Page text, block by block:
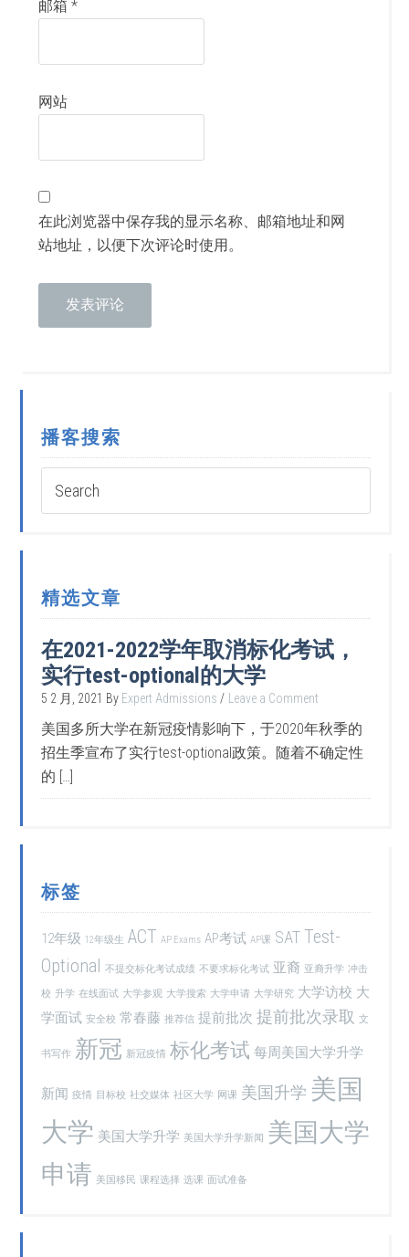
邮箱*
网站
在此浏览器中保存我的显示名称、邮箱地址和网
站地址，以便下次评论时使用。
播客搜索
精选文章
在2021-2022学年取消标化考试，
实行test-optional的大学
5 2 月, 2021 By Expert Admissions Leave a Comment
美国多所大学在新冠疫情影响下，于2020年秋季的
招生季宣布了实行test-optional政策。随着不确定性
的 […]
标签
12年级 12年级生 ACT AP Exams AP考试 AP课 SAT Test-
Optional 不提交标化考试成绩 不要求标化考试 亚裔 亚裔升学 冲击
校 升学 在线面试 大学参观 大学搜索 大学申请 大学研究 大学访校 大
学面试 安全校 常春藤 推荐信 提前批次 提前批次录取 文
书写作 新冠 新冠疫情 标化考试 每周美国大学升学
新闻 疫情 目标校 社交媒体 社区大学 网课 美国升学 美国
大学 美国大学升学 美国大学升学新闻 美国大学
申请 美国移民 课程选择 选课 面试准备